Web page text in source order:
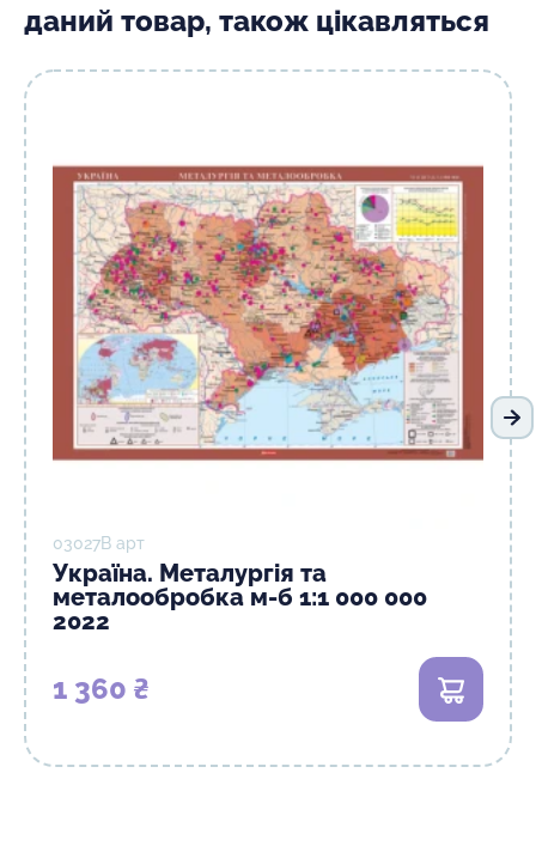
даний товар, також цікавляться
03027В арт
Україна. Металургія та
металообробка м-б 1:1 000 000
2022
1 360 ₴ В кошик